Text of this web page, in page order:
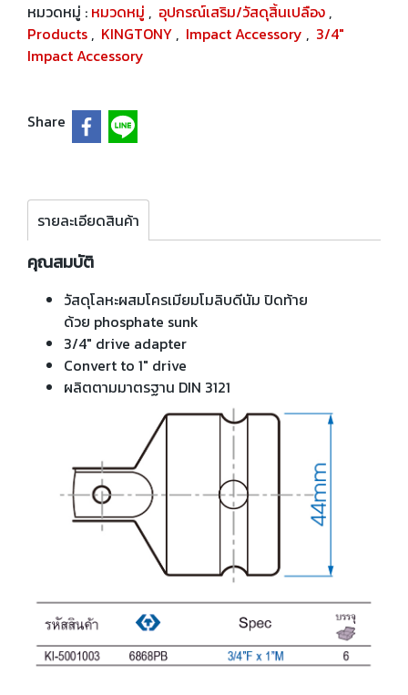
หมวดหมู่ : หมวดหมู่ , อุปกรณ์เสริม/วัสดุสิ้นเปลือง ,
Products , KINGTONY , Impact Accessory , 3/4"
Impact Accessory
Share
รายละเอียดสินค้า
คุณสมบัติ
วัสดุโลหะผสมโครเมียมโมลิบดีนัม ปิดท้าย
ด้วย phosphate sunk
3/4" drive adapter
Convert to 1" drive
ผลิตตามมาตรฐาน DIN 3121